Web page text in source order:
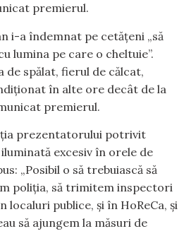
premierul.
i-a îndemnat pe cetățeni „să
lumina pe care o cheltuie”.
de spălat, fierul de călcat,
în alte ore decât de la
premierul.
prezentatorului potrivit
excesiv în orele de
„Posibil o să trebuiască să
poliția, să trimitem inspectori
localuri publice, și în HoReCa, și
să ajungem la măsuri de